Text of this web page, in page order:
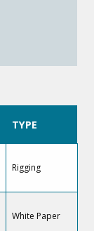
TYPE
Rigging
White Paper